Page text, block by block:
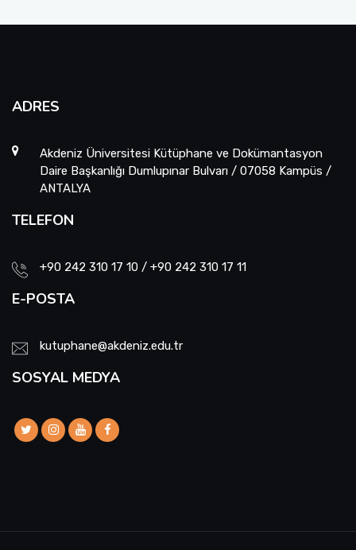
ADRES
Akdeniz Üniversitesi Kütüphane ve Dokümantasyon
Daire Başkanlığı Dumlupınar Bulvarı / 07058 Kampüs /
ANTALYA
TELEFON
+90 242 310 17 10 / +90 242 310 17 11
E-POSTA
kutuphane@akdeniz.edu.tr
SOSYAL MEDYA